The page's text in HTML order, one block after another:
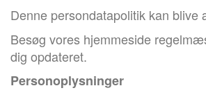
Denne persondatapolitik kan blive
Besøg vores hjemmeside
dig opdateret.
Personoplysninger